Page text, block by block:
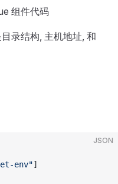
组件代码
录结构, 主机地址, 和
JSON
env"]